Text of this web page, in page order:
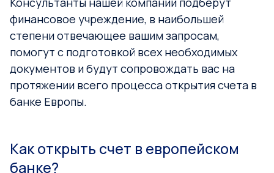
финансовое учреждение, в наибольшей
степени отвечающее вашим запросам,
помогут с подготовкой всех необходимых
документов и будут сопровождать вас на
протяжении всего процесса открытия счета в
банке Европы.
Как открыть счет в европейском
банке?